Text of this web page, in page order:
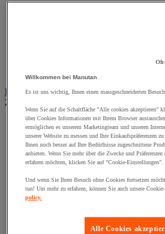
Druckluftwerkzeuge und Kompressoren
Zur gesamten Produktgruppe
Druckluftdrehschlagschrauber und -
Drucklufthammer
Druckluftschleifer
Druckluftschleifmaschine
Kompressor, Luftschlauch und
Pneumatische Ratsche
Pneumatische Säge
Pneumatisches Spezialwerkzeug
Zubehör für Druckluftarbeiten
Willkommen bei Manutan
Es ist uns wichtig, Ihnen einen massgeschneiderten
Wenn Sie auf die Schaltfläche "Alle cookies akzeptieren"
über Cookies Informationen mit Ihrem Browser
ermöglichen es unserem Marketingteam und unseren
unserer Website zu messen und Ihre Einkaufspräferenzen
Ihnen noch besser auf Ihre Bedürfnisse zugeschnittene
anbieten. Wenn Sie mehr über die Zwecke und
erfahren möchten, klicken Sie auf "Cookie-Einstellungen".
Und wenn Sie Ihren Besuch ohne Cookies fortsetzen
tun! Um mehr zu erfahren, können Sie auch unsere
policy.
Alle Cookies